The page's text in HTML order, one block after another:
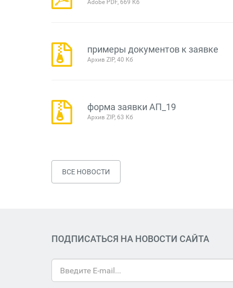
Adobe PDF, 669 Кб
примеры документов к заявке
Архив ZIP, 40 Кб
форма заявки АП_19
Архив ZIP, 63 Кб
ВСЕ НОВОСТИ
ПОДПИСАТЬСЯ НА НОВОСТИ САЙТА